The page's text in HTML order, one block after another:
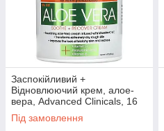
Заспокійливий +
Відновлюючий крем, алое-
вера, Advanced Clinicals, 16
унцій (454 г)
Під замовлення